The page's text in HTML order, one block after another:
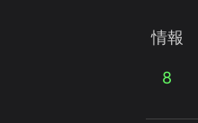
情報
8